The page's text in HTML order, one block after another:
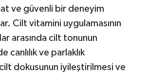
ve güvenli bir deneyim
Cilt vitamini uygulamasının
arasında cilt tonunun
canlılık ve parlaklık
cilt dokusunun iyileştirilmesi ve